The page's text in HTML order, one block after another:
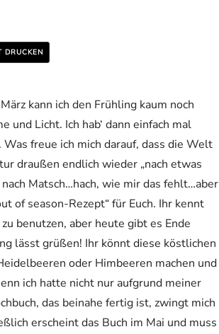
DRUCKEN
kann ich den Frühling kaum noch
und Licht. Ich hab‘ dann einfach mal
freue ich mich darauf, dass die Welt
draußen endlich wieder „nach etwas
nach Matsch…hach, wie mir das fehlt…aber
of season-Rezept“ für Euch. Ihr kennt
benutzen, aber heute gibt es Ende
lässt grüßen! Ihr könnt diese köstlichen
oder Himbeeren machen und
ich hatte nicht nur aufgrund meiner
das beinahe fertig ist, zwingt mich
erscheint das Buch im Mai und muss